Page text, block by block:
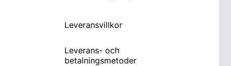
Leveransvillkor
Leverans- och
betalningsmetoder